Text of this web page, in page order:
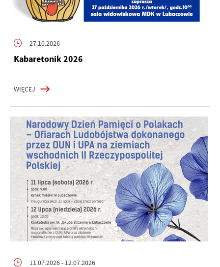
27.10.2026
Kabaretonik 2026
WIĘCEJ
11.07.2026- 12.07.2026